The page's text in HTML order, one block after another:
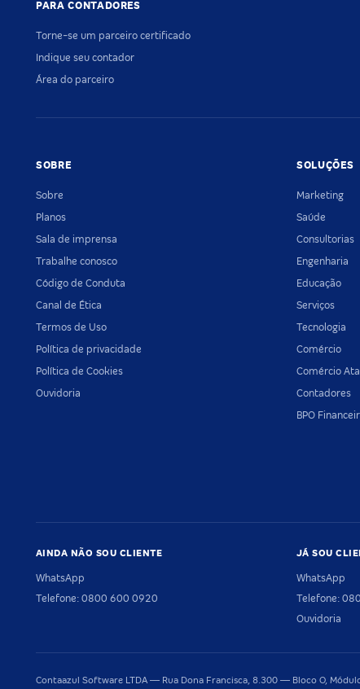
PARA CONTADORES
Torne-se um parceiro certificado
Indique seu contador
Área do parceiro
SOBRE
Sobre
Planos
Sala de imprensa
Trabalhe conosco
Código de Conduta
Canal de Ética
Termos de Uso
Política de privacidade
Política de Cookies
Ouvidoria
SOLUÇÕES
Marketing
Saúde
Consultorias
Engenharia
Educação
Serviços
Tecnologia
Comércio
Comércio
Contadores
BPO
AINDA NÃO SOU CLIENTE
WhatsApp
Telefone: 0800 600 0920
JÁ SOU
WhatsApp
Telefone:
Ouvidoria
Contaazul Software LTDA — Rua Dona Francisca, 8.300 — Bloco O,